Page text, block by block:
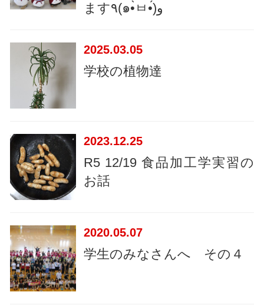
ます٩(๑•̀ㅂ•́)و
2025 03.05
学校の植物達
2023 12.25
R5 12/19 食品加工学実習の
お話
2020 05.07
学生のみなさんへ その４